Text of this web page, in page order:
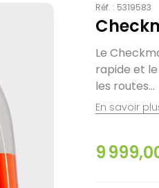
Réf. : 5319583
Le
rapide et
les routes...
En savoir
9